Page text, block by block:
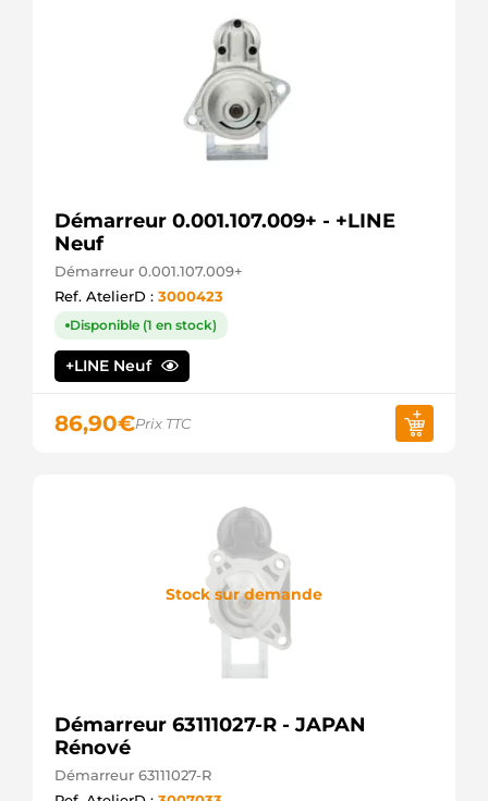
Démarreur 0.001.107.009+ - +LINE
Neuf
Démarreur 0.001.107.009+
Ref. AtelierD : 3000423
Disponible (1 en stock)
+LINE Neuf
86,90€Prix TTC
Stock sur demande
Démarreur 63111027-R - JAPAN
Rénové
Démarreur 63111027-R